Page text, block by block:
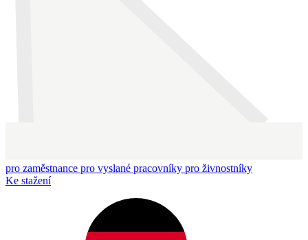
pro zaměstnance pro vyslané pracovníky pro živnostníky
Ke stažení